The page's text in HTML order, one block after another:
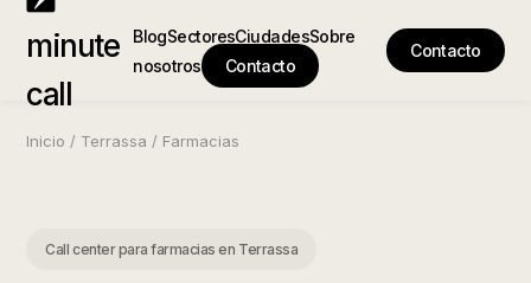
minute
call
BlogSectoresCiudadesSobre
nosotros
Contacto
Contacto
Inicio / Terrassa / Farmacias
Call center para farmacias en Terrassa